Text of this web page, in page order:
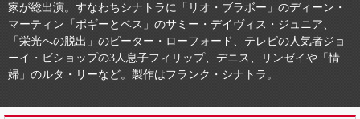
家が総出演。すなわちシナトラに「リオ・ブラボー」のディーン・
マーティン「ポギーとベス」のサミー・デイヴィス・ジュニア、
「栄光への脱出」のピーター・ローフォード、テレビの人気者ジョ
ーイ・ビショップの3人息子フィリップ、デニス、リンゼイや「情
婦」のルタ・リーなど。製作はフランク・シナトラ。